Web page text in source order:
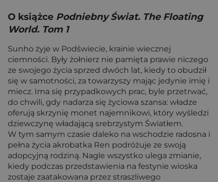
O książce Podniebny Świat. The Floating
World. Tom 1
Sunho żyje w Podświecie, krainie wiecznej
ciemności. Były żołnierz nie pamięta prawie niczego
ze swojego życia sprzed dwóch lat, kiedy to obudził
się w samotności, za towarzyszy mając jedynie imię i
miecz. Ima się przypadkowych prac, byle przetrwać,
do chwili, gdy nadarza się życiowa szansa: władze
oferują skrzynię monet najemnikowi, który wyśledzi
dziewczynę władającą srebrzystym Światłem.
W tym samym czasie daleko na wschodzie radosna i
pełna życia akrobatka Ren podróżuje ze swoją
adopcyjną rodziną. Nagle wszystko ulega zmianie,
kiedy podczas przedstawienia na festynie wioska
zostaje zaatakowana przez straszliwego